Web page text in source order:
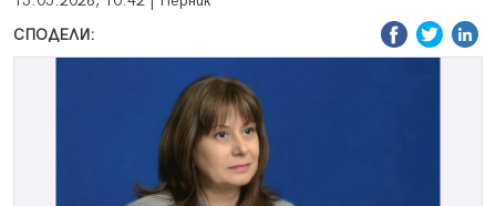
СПОДЕЛИ: